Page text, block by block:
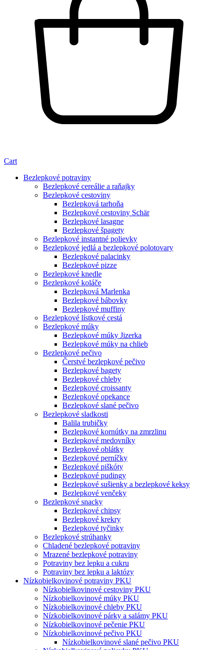
Cart
Bezlepkové potraviny
Bezlepkové cereálie a raňajky
Bezlepkové cestoviny
Bezlepková tarhoňa
Bezlepkové cestoviny Schär
Bezlepkové lasagne
Bezlepkové špagety
Bezlepkové instantné polievky
Bezlepkové jedlá a bezlepkové polotovary
Bezlepkové palacinky
Bezlepkové pizze
Bezlepkové knedle
Bezlepkové koláče
Bezlepková Marlenka
Bezlepkové bábovky
Bezlepkové muffiny
Bezlepkové lístkové cestá
Bezlepkové múky
Bezlepkové múky Jizerka
Bezlepkové múky na chlieb
Bezlepkové pečivo
Čerstvé bezlepkové pečivo
Bezlepkové bagety
Bezlepkové chleby
Bezlepkové croissanty
Bezlepkové opekance
Bezlepkové slané pečivo
Bezlepkové sladkosti
Balila trubičky
Bezlepkové kornútky na zmrzlinu
Bezlepkové medovníky
Bezlepkové oblátky
Bezlepkové perníčky
Bezlepkové piškóty
Bezlepkové pudingy
Bezlepkové sušienky a bezlepkové keksy
Bezlepkové venčeky
Bezlepkové snacky
Bezlepkové chipsy
Bezlepkové krekry
Bezlepkové tyčinky
Bezlepkové strúhanky
Chladené bezlepkové potraviny
Mrazené bezlepkové potraviny
Potraviny bez lepku a cukru
Potraviny bez lepku a laktózy
Nízko­bielkovinové potraviny PKU
Nízko­bielkovinové cestoviny PKU
Nízko­bielkovinové múky PKU
Nízkobielkovinové chleby PKU
Nízkobielkovinové párky a salámy PKU
Nízkobielkovinové pečenie PKU
Nízkobielkovinové pečivo PKU
Nízkobielkovinové slané pečivo PKU